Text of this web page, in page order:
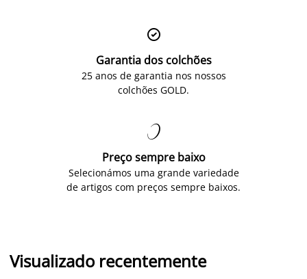

Garantia dos colchões
25 anos de garantia nos nossos
colchões GOLD.

Preço sempre baixo
Selecionámos uma grande variedade
de artigos com preços sempre baixos.
Visualizado recentemente